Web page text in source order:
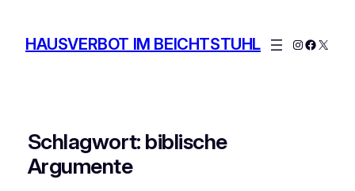
HAUSVERBOT IM BEICHTSTUHL Instagram
X
Schlagwort: biblische
Argumente